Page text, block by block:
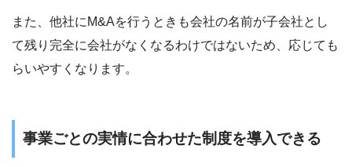
また、他社にM&Aを行うときも会社の名前が子会社とし
て残り完全に会社がなくなるわけではないため、応じても
らいやすくなります。
事業ごとの実情に合わせた制度を導入できる